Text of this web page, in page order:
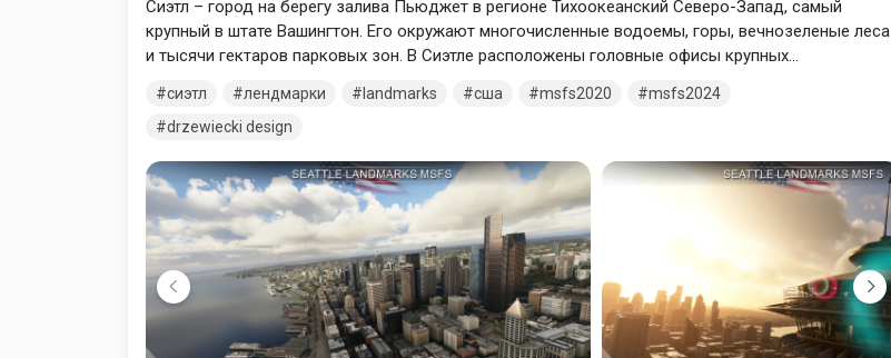
Сиэтл – город на берегу залива Пьюджет в регионе Тихоокеанский Северо-Запад, самый
крупный в штате Вашингтон. Его окружают многочисленные водоемы, горы, вечнозеленые леса
и тысячи гектаров парковых зон. В Сиэтле расположены головные офисы крупных
символ города – футуристическая башня Спейс-Нидл, построенная для Всемирной выставки в
1962 году.
сиэтл лендмарки landmarks сша msfs2020
msfs2024
drzewiecki design